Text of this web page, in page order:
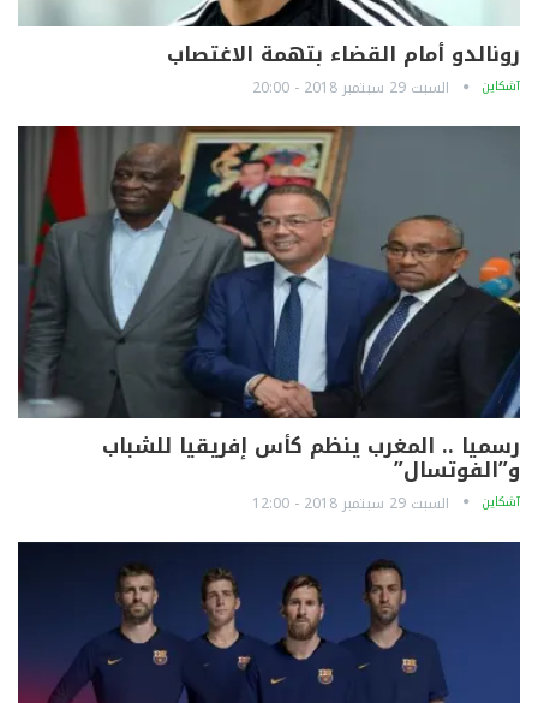
رونالدو أمام القضاء بتهمة الاغتصاب
آشكاين السبت 29 سبتمبر 2018 - 20:00
رسميا .. المغرب ينظم كأس إفريقيا للشباب
و”الفوتسال”
آشكاين السبت 29 سبتمبر 2018 - 12:00